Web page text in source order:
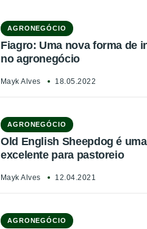
AGRONEGÓCIO
Fiagro: Uma nova forma de
no agronegócio
Mayk Alves 18.05.2022
AGRONEGÓCIO
Old English Sheepdog é
excelente para pastoreio
Mayk Alves 12.04.2021
AGRONEGÓCIO